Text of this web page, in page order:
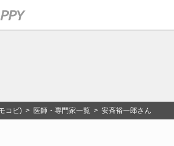
コビ) > 医師・専門家一覧 > 安斉裕一郎さん